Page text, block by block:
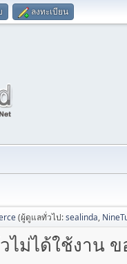
ลงทะเบียน
(ผู้ดูแลทั่วไป:sealinda,
ไม่ได้ใช้งาน